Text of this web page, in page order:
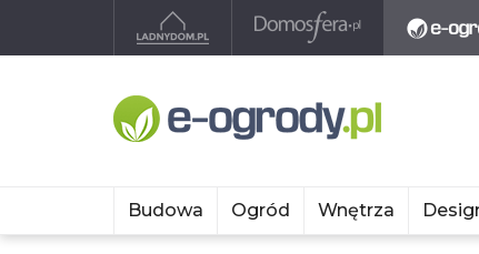
Budowa Ogród Wnętrza